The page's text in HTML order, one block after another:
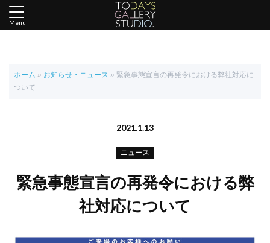
Menu
ホーム » お知らせ・ニュース » 緊急事態宣言の再発令における弊社対応に
ついて
2021.1.13
ニュース
緊急事態宣言の再発令における弊
社対応について